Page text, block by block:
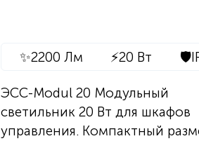
✨2200 Лм ⚡20 Вт 🛡️
ЭСС-Modul 20 Модульный
светильник 20 Вт для шкафов
управления. Компактный